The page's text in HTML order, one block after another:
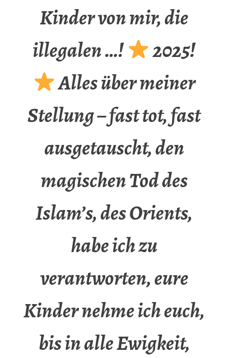
Kinder von mir, die
illegalen …!
2025!
Alles über meiner
Stellung – fast tot, fast
ausgetauscht, den
magischen Tod des
Islam’s, des Orients,
habe ich zu
verantworten, eure
Kinder nehme ich euch,
bis in alle Ewigkeit,